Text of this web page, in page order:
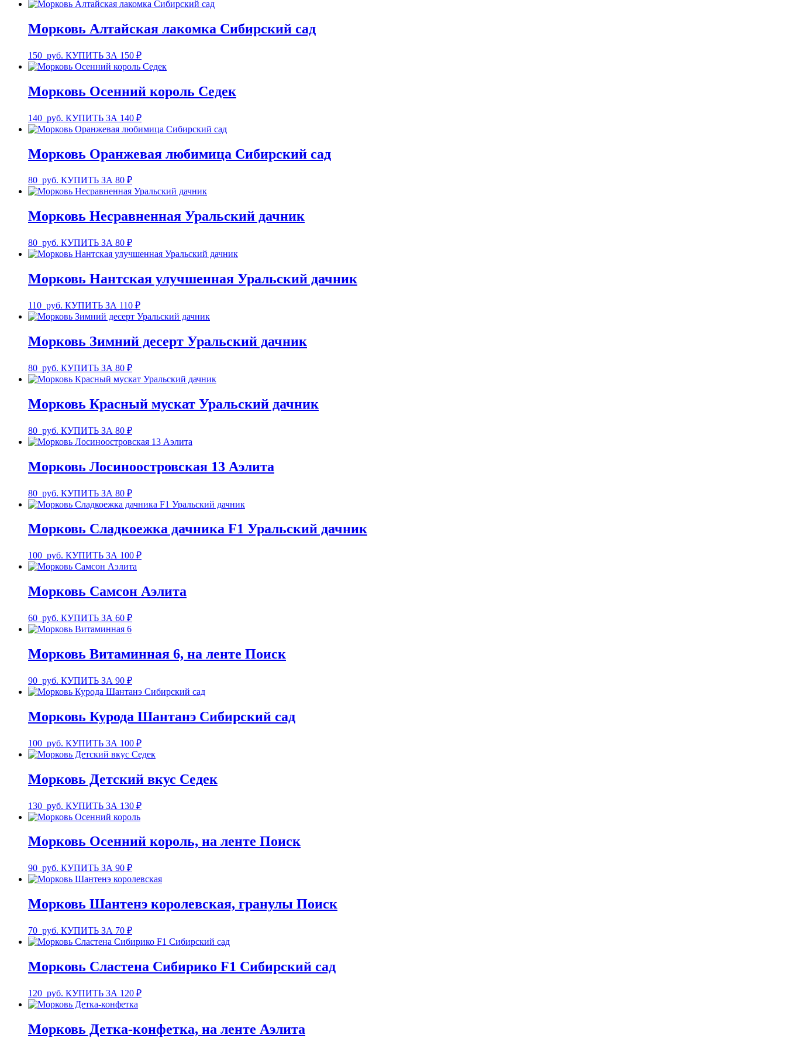
Морковь Алтайская лакомка Сибирский сад
150 руб. КУПИТЬ ЗА 150 ₽
Морковь Осенний король Седек
140 руб. КУПИТЬ ЗА 140 ₽
Морковь Оранжевая любимица Сибирский сад
80 руб. КУПИТЬ ЗА 80 ₽
Морковь Несравненная Уральский дачник
80 руб. КУПИТЬ ЗА 80 ₽
Морковь Нантская улучшенная Уральский дачник
110 руб. КУПИТЬ ЗА 110 ₽
Морковь Зимний десерт Уральский дачник
80 руб. КУПИТЬ ЗА 80 ₽
Морковь Красный мускат Уральский дачник
80 руб. КУПИТЬ ЗА 80 ₽
Морковь Лосиноостровская 13 Аэлита
80 руб. КУПИТЬ ЗА 80 ₽
Морковь Сладкоежка дачника F1 Уральский дачник
100 руб. КУПИТЬ ЗА 100 ₽
Морковь Самсон Аэлита
60 руб. КУПИТЬ ЗА 60 ₽
Морковь Витаминная 6, на ленте Поиск
90 руб. КУПИТЬ ЗА 90 ₽
Морковь Курода Шантанэ Сибирский сад
100 руб. КУПИТЬ ЗА 100 ₽
Морковь Детский вкус Седек
130 руб. КУПИТЬ ЗА 130 ₽
Морковь Осенний король, на ленте Поиск
90 руб. КУПИТЬ ЗА 90 ₽
Морковь Шантенэ королевская, гранулы Поиск
70 руб. КУПИТЬ ЗА 70 ₽
Морковь Сластена Сибирико F1 Сибирский сад
120 руб. КУПИТЬ ЗА 120 ₽
Морковь Детка-конфетка, на ленте Аэлита